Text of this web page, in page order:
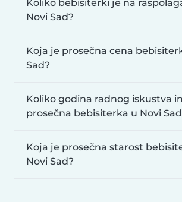
Koliko bebisiterki je na
Novi Sad?
Koja je prosečna cena
Sad?
Koliko godina radnog iskustva
prosečna bebisiterka u Novi
Koja je prosečna starost
Novi Sad?